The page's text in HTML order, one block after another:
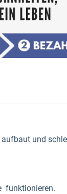
aufbaut und
funktionieren.